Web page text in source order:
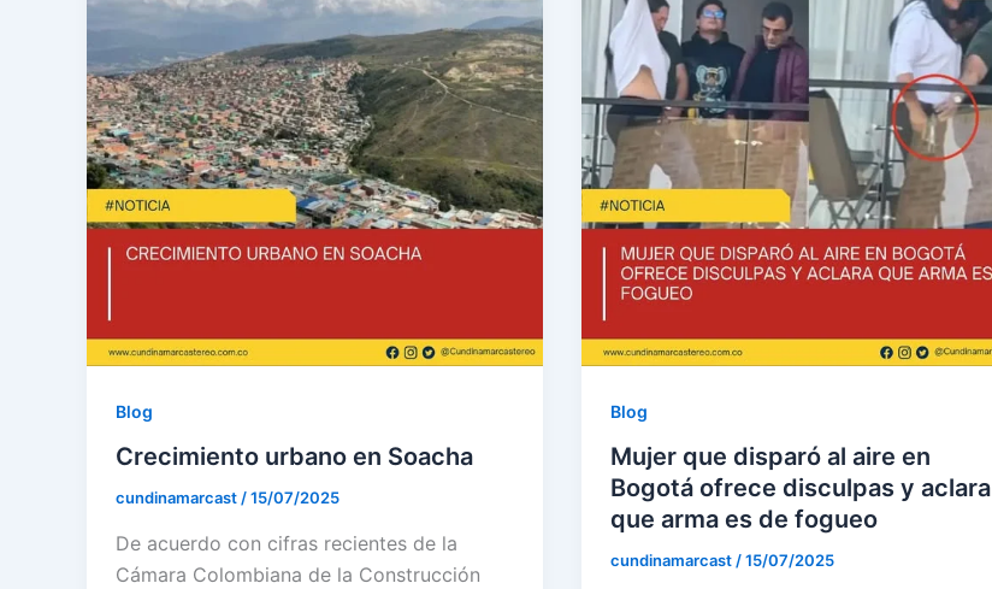
Blog
Crecimiento urbano en Soacha
cundinamarcast/15/07/2025
De acuerdo con cifras recientes de la
Cámara Colombiana de la Construcción
Blog
Mujer que disparó al aire en
Bogotá ofrece disculpas y aclara
que arma es de fogueo
cundinamarcast/15/07/2025